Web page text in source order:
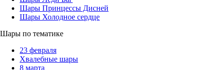
Шары Принцессы Дисней
Шары Холодное сердце
Шары по тематике
23 февраля
Хвалебные шары
8 марта